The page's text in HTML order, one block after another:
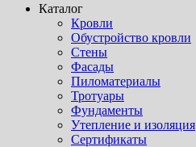
Каталог
Кровли
Обустройство кровли
Стены
Фасады
Пиломатериалы
Тротуары
Фундаменты
Утепление и изоляция
Сертификаты